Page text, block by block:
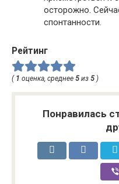
осторожно.
спонтанности.
Рейтинг
( 1 оценка, среднее 5 из 5 )
Понравилась